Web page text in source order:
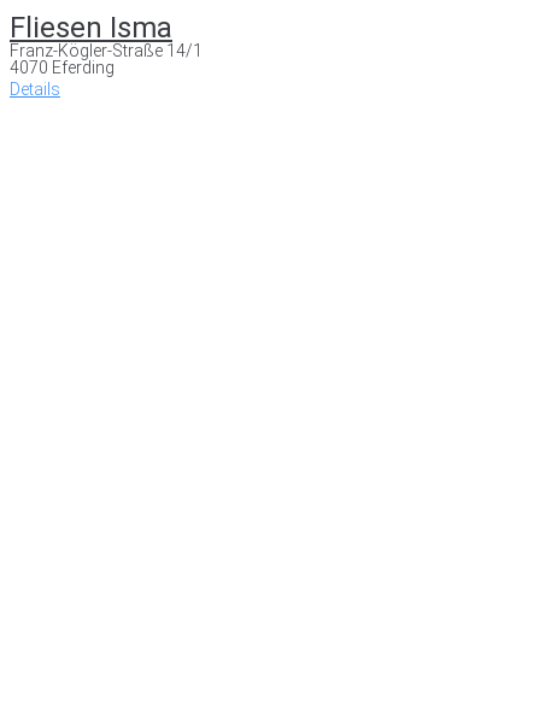
Fliesen Isma
Franz-Kögler-Straße 14/1
4070 Eferding
Details